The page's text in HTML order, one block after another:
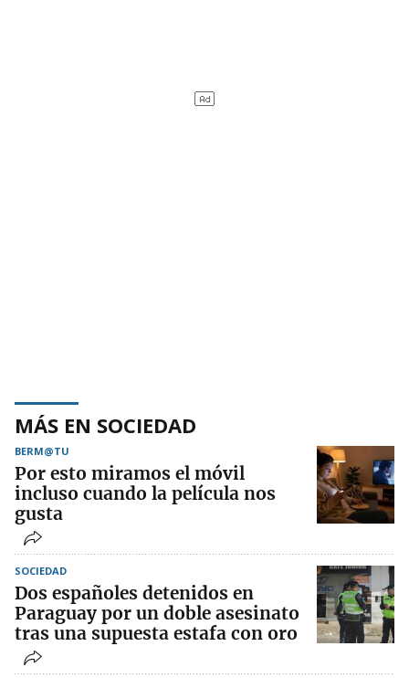
MÁS EN SOCIEDAD
BERM@TU
Por esto miramos el móvil
incluso cuando la película nos
gusta
SOCIEDAD
Dos españoles detenidos en
Paraguay por un doble asesinato
tras una supuesta estafa con oro